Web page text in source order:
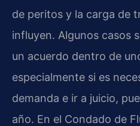
de peritos y la carga de
influyen. Algunos casos
un acuerdo dentro de
especialmente si es
demanda e ir a juicio,
año. En el Condado de